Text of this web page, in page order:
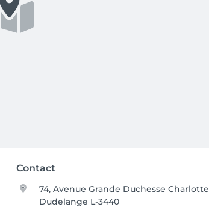
Contact
74, Avenue Grande Duchesse Charlotte
Dudelange L-3440